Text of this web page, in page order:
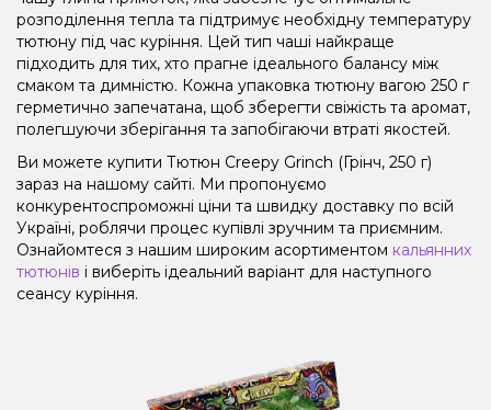
розподілення тепла та підтримує необхідну температуру
тютюну під час куріння. Цей тип чаші найкраще
підходить для тих, хто прагне ідеального балансу між
смаком та димністю. Кожна упаковка тютюну вагою 250 г
герметично запечатана, щоб зберегти свіжість та аромат,
полегшуючи зберігання та запобігаючи втраті якостей.
Ви можете купити Тютюн Creepy Grinch (Грінч, 250 г)
зараз на нашому сайті. Ми пропонуємо
конкурентоспроможні ціни та швидку доставку по всій
Україні, роблячи процес купівлі зручним та приємним.
Ознайомтеся з нашим широким асортиментом кальянних
тютюнів і виберіть ідеальний варіант для наступного
сеансу куріння.